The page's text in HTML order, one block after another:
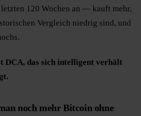
120 Wochen an — kauft mehr,
Vergleich niedrig sind, und
DCA, das sich intelligent verhält
noch mehr Bitcoin ohne